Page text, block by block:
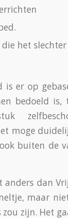
En
moslima,
van
Zij heeft de
zoals de
zou
Hadj als het
een goede
De grote
Namelijk